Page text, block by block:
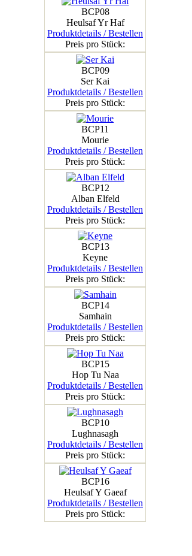
BCP08
Heulsaf Yr Haf
Produktdetails / Bestellen
Preis pro Stück:
BCP09
Ser Kai
Produktdetails / Bestellen
Preis pro Stück:
BCP11
Mourie
Produktdetails / Bestellen
Preis pro Stück:
BCP12
Alban Elfeld
Produktdetails / Bestellen
Preis pro Stück:
BCP13
Keyne
Produktdetails / Bestellen
Preis pro Stück:
BCP14
Samhain
Produktdetails / Bestellen
Preis pro Stück:
BCP15
Hop Tu Naa
Produktdetails / Bestellen
Preis pro Stück:
BCP10
Lughnasagh
Produktdetails / Bestellen
Preis pro Stück:
BCP16
Heulsaf Y Gaeaf
Produktdetails / Bestellen
Preis pro Stück: